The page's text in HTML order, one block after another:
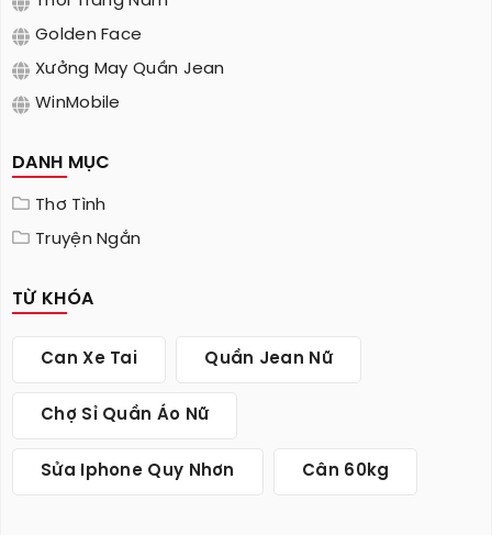
Golden Face
Xưởng May Quần Jean
WinMobile
DANH MỤC
Thơ Tình
Truyện Ngắn
TỪ KHÓA
Can Xe Tai Quần Jean Nữ
Chợ Sỉ Quần Áo Nữ
Sửa Iphone Quy Nhơn Cân 60kg